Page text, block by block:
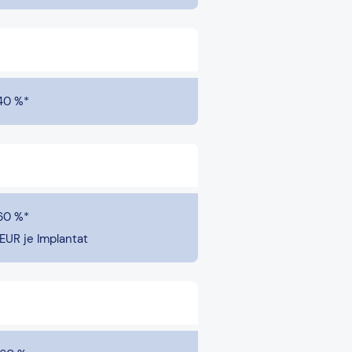
%*
%*
je Implantat